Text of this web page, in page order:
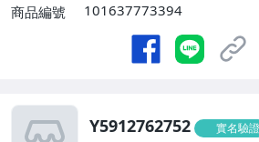
商品編號
101637773394
Y5912762752 實名驗證